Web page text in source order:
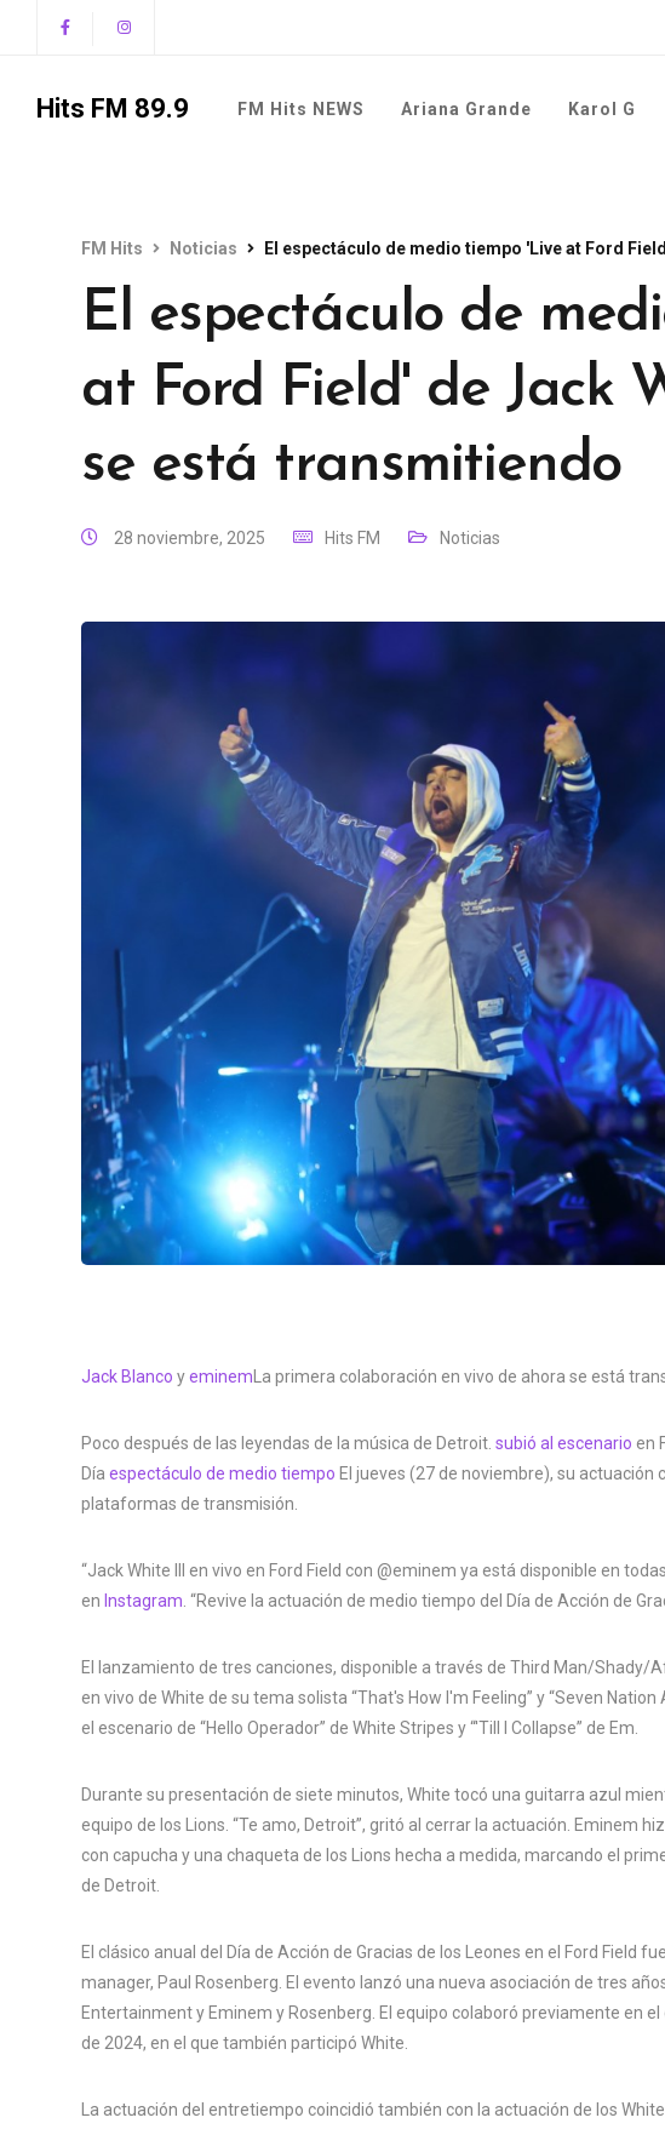
Hits FM 89.9 FM Hits NEWS Ariana Grande Karol G
FM Hits Noticias El espectáculo de medio tiempo 'Live at Ford
El espectáculo de
at Ford Field' de Jack
se está transmitiendo
28 noviembre, 2025 Hits FM Noticias
Jack Blanco yeminemLa primera colaboración en vivo de ahora se está
Poco después de las leyendas de la música de Detroit. subió al escenario en
Día espectáculo de medio tiempo El jueves (27 de noviembre), su actuación
plataformas de transmisión.
“Jack White III en vivo en Ford Field con @eminem ya está disponible en
en Instagram . “Revive la actuación de medio tiempo del Día de Acción de
El lanzamiento de tres canciones, disponible a través de Third Man/
en vivo de White de su tema solista “That's How I'm Feeling” y “Seven
el escenario de “Hello Operador” de White Stripes y “'Till I Collapse” de Em.
Durante su presentación de siete minutos, White tocó una guitarra azul
equipo de los Lions. “Te amo, Detroit”, gritó al cerrar la actuación. Eminem
con capucha y una chaqueta de los Lions hecha a medida, marcando el
de Detroit.
El clásico anual del Día de Acción de Gracias de los Leones en el Ford Field fue
manager, Paul Rosenberg. El evento lanzó una nueva asociación de tres
Entertainment y Eminem y Rosenberg. El equipo colaboró ​​​​previamente en
de 2024, en el que también participó White.
La actuación del entretiempo coincidió también con la actuación de los White